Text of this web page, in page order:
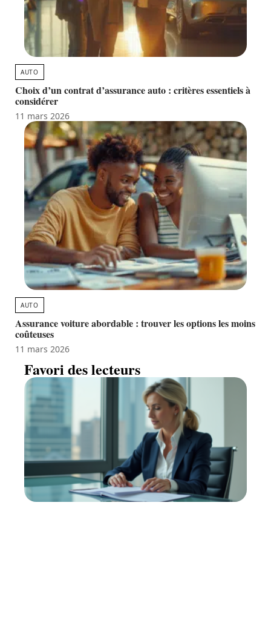
AUTO
Choix d’un contrat d’assurance auto : critères essentiels à
considérer
11 mars 2026
AUTO
Assurance voiture abordable : trouver les options les moins
coûteuses
11 mars 2026
Favori des lecteurs